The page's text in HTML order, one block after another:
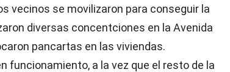
vecinos se movilizaron para conseguir la
diversas concentciones en la Avenida
pancartas en las viviendas.
funcionamiento, a la vez que el resto de la